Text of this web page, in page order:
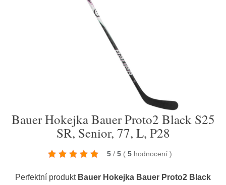
Bauer Hokejka Bauer Proto2 Black S25
SR, Senior, 77, L, P28
5 / 5 ( 5 hodnocení )
Perfektní produkt Bauer Hokejka Bauer Proto2 Black